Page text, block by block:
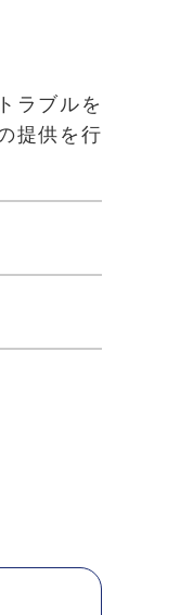
ラブルを
提供を行